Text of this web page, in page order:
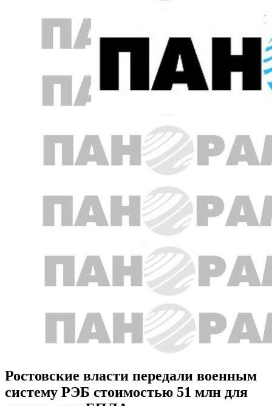
Ростовские власти передали военным
систему РЭБ стоимостью 51 млн для